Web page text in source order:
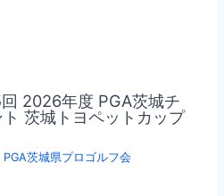
2026年度 PGA茨城チ
茨城トヨペットカップ
PGA茨城県プロゴルフ会